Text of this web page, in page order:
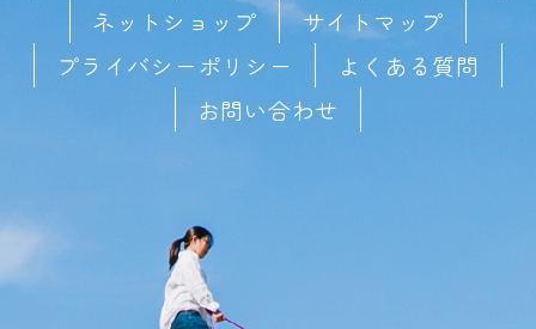
ネットショップ
サイトマップ
プライバシーポリシー
よくある質問
お問い合わせ